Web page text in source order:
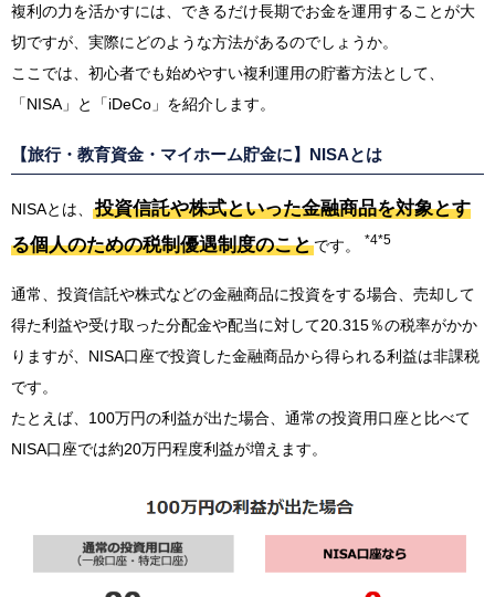
複利の力を活かすには、できるだけ長期でお金を運用することが大
切ですが、実際にどのような方法があるのでしょうか。
ここでは、初心者でも始めやすい複利運用の貯蓄方法として、
「NISA」と「iDeCo」を紹介します。
【旅行・教育資金・マイホーム貯金に】NISAとは
NISAとは、
投資信託や株式といった金融商品を対象とす
る個人のための税制優遇制度のことです。 *4*5
通常、投資信託や株式などの金融商品に投資をする場合、売却して
得た利益や受け取った分配金や配当に対して20.315％の税率がかか
りますが、NISA口座で投資した金融商品から得られる利益は非課税
です。
たとえば、100万円の利益が出た場合、通常の投資用口座と比べて
NISA口座では約20万円程度利益が増えます。